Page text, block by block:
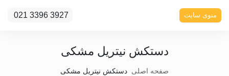
منوی سایت 021 3396 3927
دستکش نیتریل مشکی
صفحه اصلی دستکش نیتریل مشکی